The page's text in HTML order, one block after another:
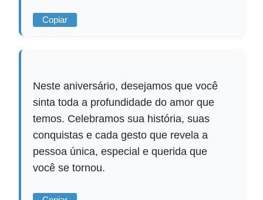
Copiar
Neste aniversário, desejamos que você
sinta toda a profundidade do amor que
temos. Celebramos sua história, suas
conquistas e cada gesto que revela a
pessoa única, especial e querida que
você se tornou.